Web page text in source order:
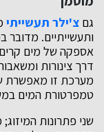
גם צ'ילר תעשייתי
ותעשייתיים. מדובר
אספקה של מים קרים
דרך צינורות
מערכת זו מאפשרת
טמפרטורת המים